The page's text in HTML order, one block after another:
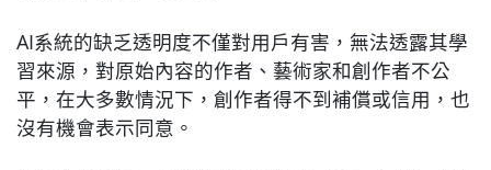
AI系統的缺乏透明度不僅對用戶有害，無法透露其學
習來源，對原始內容的作者、藝術家和創作者不公
平，在大多數情況下，創作者得不到補償或信用，也
沒有機會表示同意。